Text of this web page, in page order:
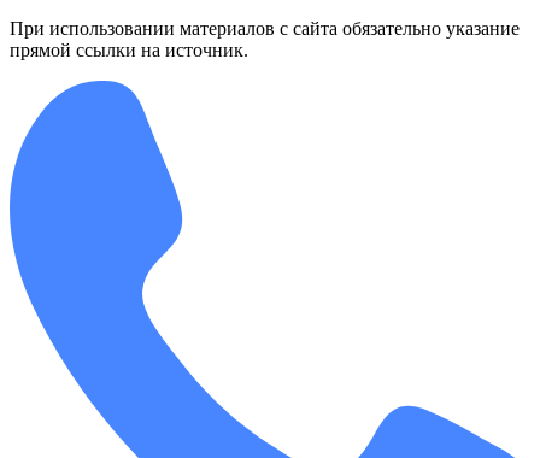
При использовании материалов с сайта обязательно указание
прямой ссылки на источник.